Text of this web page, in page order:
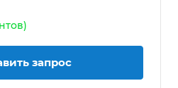
запрос